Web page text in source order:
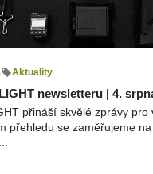
Aktuality
newsletteru | 4.
přináší skvělé zprávy pro
přehledu se zaměřujeme